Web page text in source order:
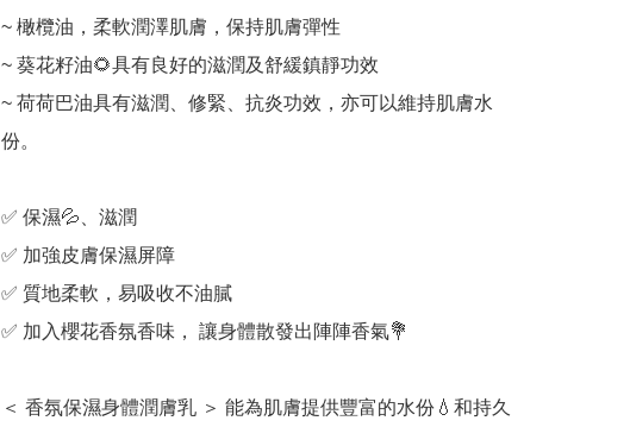
~ 橄欖油，柔軟潤澤肌膚，保持肌膚彈性
~ 葵花籽油🌻具有良好的滋潤及舒緩鎮靜功效
~ 荷荷巴油具有滋潤、修緊、抗炎功效，亦可以維持肌膚水
份。
✅ 保濕💦、滋潤
✅ 加強皮膚保濕屏障
✅ 質地柔軟，易吸收不油膩
✅ 加入櫻花香氛香味， 讓身體散發出陣陣香氣💐
＜ 香氛保濕身體潤膚乳 ＞ 能為肌膚提供豐富的水份💧和持久